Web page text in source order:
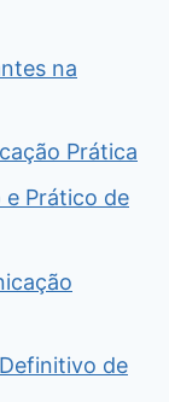
na
Prática
e Prático de
de